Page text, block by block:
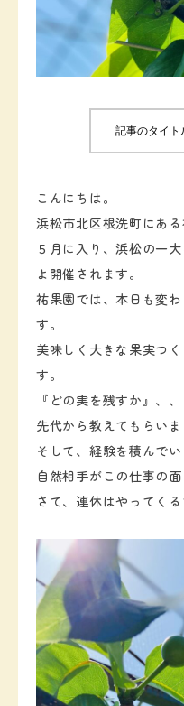
記事のタイト
こんにちは。
浜松市北区根洗町にある
５月に入り、浜松の一
よ開催されます。
祐果園では、本日も変
す。
美味しく大きな果実つ
す。
『どの実を残すか』、、
先代から教えてもらいま
そして、経験を積んでい
自然相手がこの仕事の面
さて、連休はやってく
お知らせ
お問い合わせ